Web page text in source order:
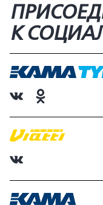
К